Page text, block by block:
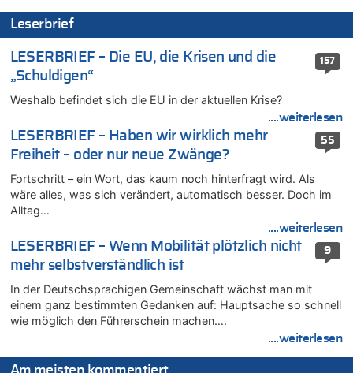
Zurück an den Rhein: Hendrich wechselt zum 1. FC Köln
09.08.2026 - 18:12 von Dax zu
Politischer Eklat bei der Gedenkfeier in Marcinelle – Meloni:
„Schwerwiegende und beschämende Geste“
09.08.2026 - 17:58 von Wolfgang2 zu
Kollision zwischen Autofahrer und Radfahrer an RAVeL-Weg
09.08.2026 - 17:22 von Hugo Egon Bernhard von Sinnen zu
Politischer Eklat bei der Gedenkfeier in Marcinelle – Meloni:
„Schwerwiegende und beschämende Geste“
09.08.2026 - 17:18 von WK zu
Politischer Eklat bei der Gedenkfeier in Marcinelle – Meloni:
„Schwerwiegende und beschämende Geste“
09.08.2026 - 17:12 von Hugo Egon Bernhard von Sinnen zu
Belgier knackt Jackpot bei Lotterie EuroMillions und gewinnt
mehr als 111 Millionen €
09.08.2026 - 16:56 von Joseph Meyer zu
LESERBRIEF – Haben wir wirklich mehr Freiheit – oder nur
neue Zwänge?
Politischer Eklat bei der Gedenkfeier in Marcinelle – Meloni:
Leserbrief
157
LESERBRIEF – Die EU, die Krisen und die
„Schuldigen“
Weshalb befindet sich die EU in der aktuellen Krise?
....weiterlesen
55
LESERBRIEF – Haben wir wirklich mehr
Freiheit – oder nur neue Zwänge?
Fortschritt – ein Wort, das kaum noch hinterfragt wird. Als
wäre alles, was sich verändert, automatisch besser. Doch im
Alltag…
....weiterlesen
9
LESERBRIEF – Wenn Mobilität plötzlich nicht
mehr selbstverständlich ist
In der Deutschsprachigen Gemeinschaft wächst man mit
einem ganz bestimmten Gedanken auf: Hauptsache so schnell
wie möglich den Führerschein machen….
....weiterlesen